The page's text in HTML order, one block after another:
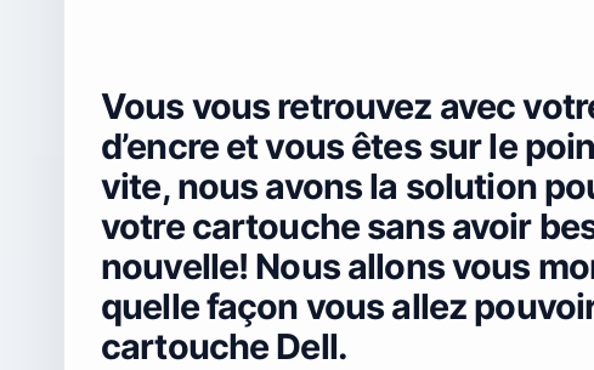
Vous vous retrouvez avec
d’encre et vous êtes sur le
vite, nous avons la solution
votre cartouche sans avoir
nouvelle! Nous allons vous
quelle façon vous allez
cartouche Dell.